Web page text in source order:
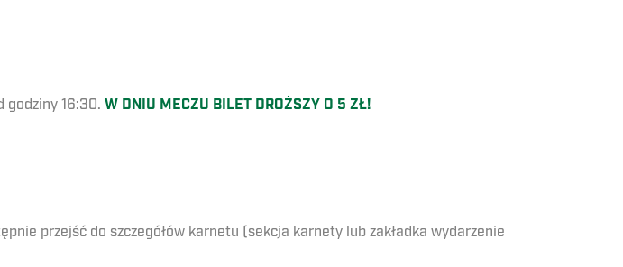
godziny 16:30. W DNIU MECZU BILET DROŻSZY O 5 ZŁ!
przejść do szczegółów karnetu (sekcja karnety lub zakładka wydarzenie